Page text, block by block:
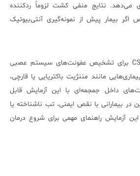
می‌دهد. نتایج منفی کشت لزوماً ردکننده
بیمار پیش از نمونه‌گیری آنتی‌بیوتیک
آزمایش CSF Culture &Sen برای تشخیص عفونت‌های سیستم عصبی
مانند مننژیت باکتریایی یا قارچی،
داخل جمجمه‌ای با این آزمایش قابل
بیمارانی با نقص ایمنی، تب ناشناخته یا
آزمایش راهنمای مهمی برای شروع درمان